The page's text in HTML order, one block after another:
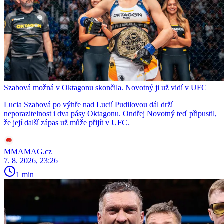
Szabová možná v Oktagonu skončila. Novotný ji už vidí v UFC
Lucia Szabová po výhře nad Lucií Pudilovou dál drží
neporazitelnost i dva pásy Oktagonu. Ondřej Novotný teď připustil,
že její další zápas už může přijít v UFC.
MMAMAG.cz
7. 8. 2026, 23:26
1 min